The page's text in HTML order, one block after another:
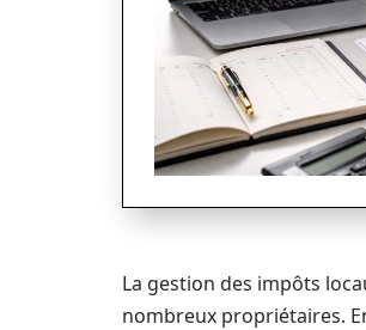
La gestion des impôts
nombreux propriétaires.